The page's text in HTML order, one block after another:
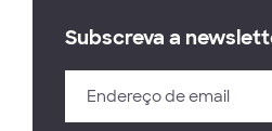
Subscreva a